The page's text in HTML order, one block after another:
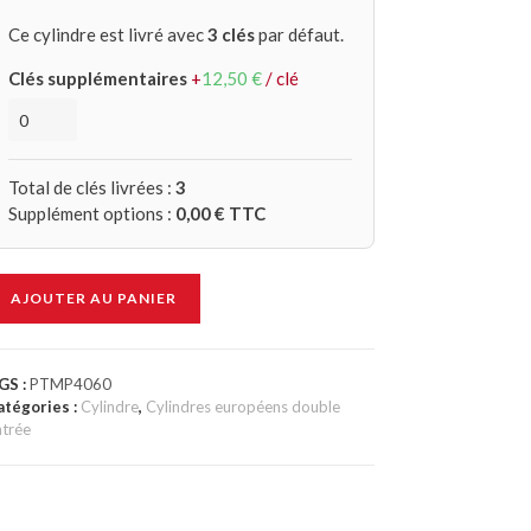
Ce cylindre est livré avec3 cléspar défaut.
Clés supplémentaires +12,50 €/ clé
Total de clés livrées : 3
Supplément options : 0,00€ TTC
AJOUTER AU PANIER
:PTMP4060
: Cylindre, Cylindres européens double